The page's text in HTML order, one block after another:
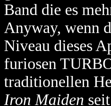
Band die es
Anyway, wenn
Niveau dieses
furiosen
traditionellen
Iron Maiden